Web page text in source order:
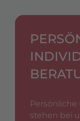
stehen bei